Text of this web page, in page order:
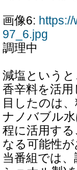
画像6:
97_6.jpg
調理中
減塩という
香辛料を活
目したのは
ナノバブル
程に活用す
なる可能性が
当番組では